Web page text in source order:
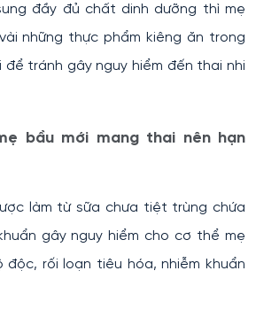
đầy đủ chất dinh dưỡng thì mẹ
những thực phẩm kiêng ăn trong
tránh gây nguy hiểm đến thai nhi
bầu mới mang thai nên hạn
làm từ sữa chưa tiệt trùng chứa
gây nguy hiểm cho cơ thể mẹ
độc, rối loạn tiêu hóa, nhiễm khuẩn